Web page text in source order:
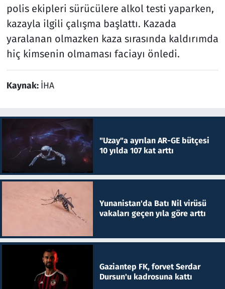
polis ekipleri sürücülere alkol testi yaparken,
kazayla ilgili çalışma başlattı. Kazada
yaralanan olmazken kaza sırasında kaldırımda
hiç kimsenin olmaması faciayı önledi.
Kaynak: İHA
"Uzay"a ayrılan AR-GE bütçesi
10 yılda 107 kat arttı
Yunanistan'da Batı Nil virüsü
vakaları geçen yıla göre arttı
Gaziantep FK, forvet Serdar
Dursun'u kadrosuna kattı